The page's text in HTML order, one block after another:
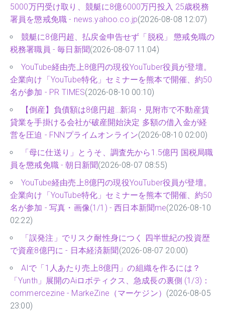
5000万円受け取り、競艇に8億6000万円投入 25歳税務
署員を懲戒免職 - news.yahoo.co.jp(2026-08-08 12:07)
競艇に8億円超、払戻金申告せず「脱税」 懲戒免職の
税務署職員 - 毎日新聞(2026-08-07 11:04)
YouTube経由売上8億円の現役YouTuber役員が登壇。
企業向け「YouTube特化」セミナーを熊本で開催、約50
名が参加 - PR TIMES(2026-08-10 00:10)
【倒産】負債額は8億円超…新潟・見附市で不動産賃
貸業を手掛ける会社が破産開始決定 多額の借入金が経
営を圧迫 - FNNプライムオンライン(2026-08-10 02:00)
「母に仕送り」とうそ、調査先から1.5億円 国税局職
員を懲戒免職 - 朝日新聞(2026-08-07 08:55)
YouTube経由売上8億円の現役YouTuber役員が登壇。
企業向け「YouTube特化」セミナーを熊本で開催、約50
名が参加 - 写真・画像(1/1) - 西日本新聞me(2026-08-10
02:22)
「誤発注」でリスク耐性身につく 四半世紀の投資歴
で資産8億円に - 日本経済新聞 (2026-08-07 20:00)
AIで「1人あたり売上8億円」の組織を作るには？
「Yunth」展開のAiロボティクス、急成長の裏側 (1/3)：
commercezine - MarkeZine（マーケジン） (2026-08-05
23:00)